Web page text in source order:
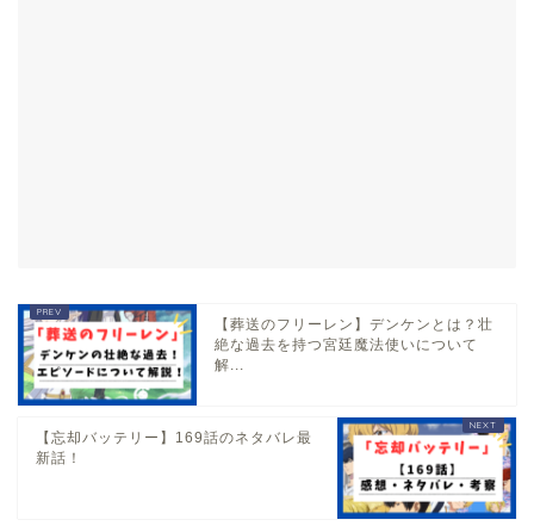
【葬送のフリーレン】デンケンとは？壮
絶な過去を持つ宮廷魔法使いについて
解...
【忘却バッテリー】169話のネタバレ最
新話！